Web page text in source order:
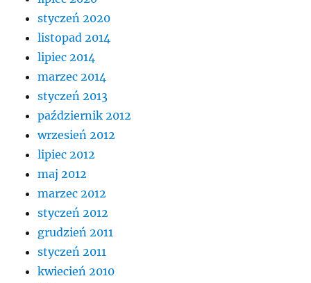
styczeń 2020
listopad 2014
lipiec 2014
marzec 2014
styczeń 2013
październik 2012
wrzesień 2012
lipiec 2012
maj 2012
marzec 2012
styczeń 2012
grudzień 2011
styczeń 2011
kwiecień 2010